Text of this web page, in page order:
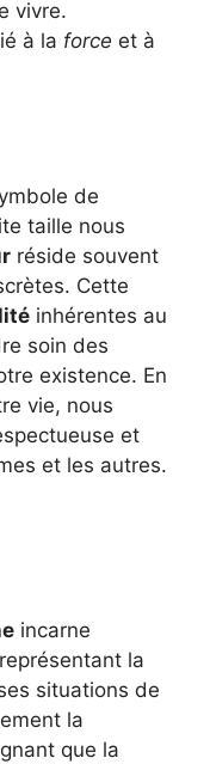
vivre.
à la force et à
de
taille nous
réside souvent
Cette
inhérentes au
soin des
existence. En
vie, nous
et
et les autres.
incarne
la
situations de
la
que la